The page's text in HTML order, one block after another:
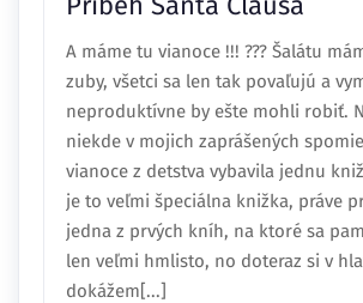
A máme tu vianoce !!! ??? Šalátu
zuby, všetci sa len tak povaľujú a
neproduktívne by ešte mohli robiť.
niekde v mojich zaprášených
vianoce z detstva vybavila jednu
je to veľmi špeciálna knižka, práve
jedna z prvých kníh, na ktoré sa
len veľmi hmlisto, no doteraz si v
dokážem[...]